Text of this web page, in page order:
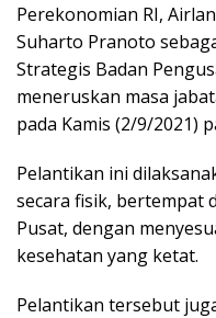
Perekonomian RI,
Suharto Pranoto
Strategis Badan
meneruskan masa
pada Kamis (2/9/2021)
Pelantikan ini
secara fisik, bertempat
Pusat, dengan
kesehatan yang ketat.
Pelantikan tersebut